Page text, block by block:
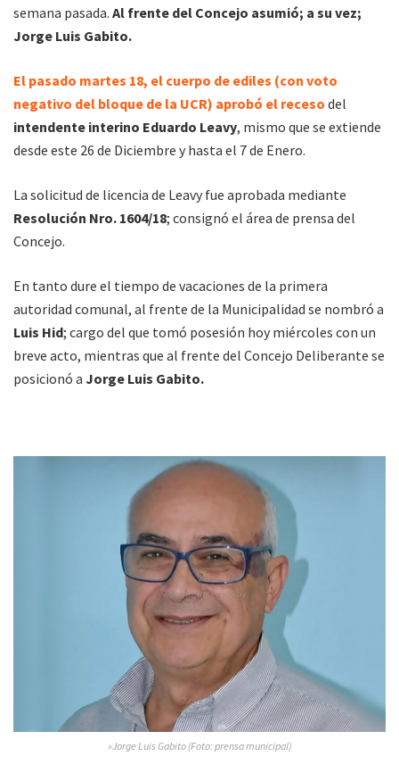
semana pasada. Al frente del Concejo asumió; a su vez;
Jorge Luis Gabito.
El pasado martes 18, el cuerpo de ediles (con voto
negativo del bloque de la UCR) aprobó el receso del
intendente interino Eduardo Leavy, mismo que se extiende
desde este 26 de Diciembre y hasta el 7 de Enero.
La solicitud de licencia de Leavy fue aprobada mediante
Resolución Nro. 1604/18; consignó el área de prensa del
Concejo.
En tanto dure el tiempo de vacaciones de la primera
autoridad comunal, al frente de la Municipalidad se nombró a
Luis Hid; cargo del que tomó posesión hoy miércoles con un
breve acto, mientras que al frente del Concejo Deliberante se
posicionó a Jorge Luis Gabito.
»Jorge Luis Gabito (Foto: prensa municipal)